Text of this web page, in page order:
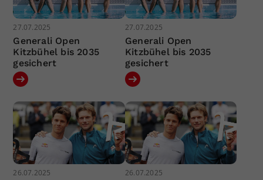
27.07.2025
Generali Open
Kitzbühel bis 2035
gesichert
27.07.2025
Generali Open
Kitzbühel bis 2035
gesichert
26.07.2025 26.07.2025